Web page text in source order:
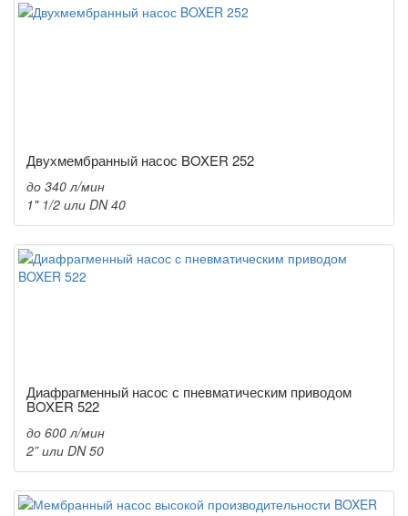
Двухмембранный насос BOXER 252
до 340 л/мин
1" 1/2 или DN 40
Диафрагменный насос с пневматическим приводом
BOXER 522
до 600 л/мин
2” или DN 50